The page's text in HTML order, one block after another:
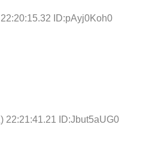
ID:pAyj0Koh0
22:21:41.21 ID:Jbut5aUG0